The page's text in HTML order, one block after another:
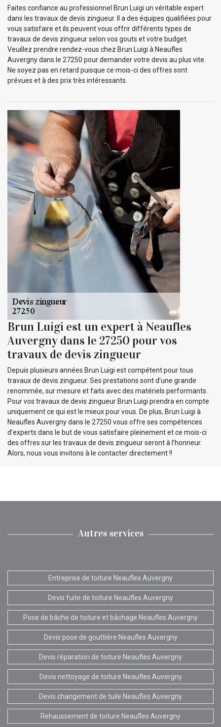
Faites confiance au professionnel Brun Luigi un véritable expert
dans les travaux de devis zingueur. Il a des équipes qualifiées pour
vous satisfaire et ils peuvent vous offrir différents types de
travaux de devis zingueur selon vos gouts et votre budget.
Veuillez prendre rendez-vous chez Brun Luigi à Neaufles
Auvergny dans le 27250 pour demander votre devis au plus vite.
Ne soyez pas en retard puisque ce mois-ci des offres sont
prévues et à des prix très intéressants.
Brun Luigi est un expert à Neaufles
Auvergny dans le 27250 pour vos
travaux de devis zingueur
Depuis plusieurs années Brun Luigi est compétent pour tous
travaux de devis zingueur. Ses prestations sont d’une grande
renommée, sur mesure et faits avec des matériels performants.
Pour vos travaux de devis zingueur Brun Luigi prendra en compte
uniquement ce qui est le mieux pour vous. De plus, Brun Luigi à
Neaufles Auvergny dans le 27250 vous offre ses compétences
d’experts dans le but de vous satisfaire pleinement et ce mois-ci
des offres sur les travaux de devis zingueur seront à l’honneur.
Alors, nous vous invitons à le contacter directement !!
Autres services
Entreprise de toiture Neaufles Auvergny
Devis fuite de toiture Neaufles Auvergny
Pose de bâche de toiture et bâchage Neaufles Auvergny
Devis pose de gouttière Neaufles Auvergny
Devis réparation de toiture Neaufles Auvergny
Devis nettoyage de toiture Neaufles Auvergny
Devis changement de tuile Neaufles Auvergny
Rehaussement de toiture Neaufles Auvergny